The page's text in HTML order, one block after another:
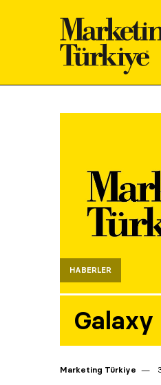
HABERLER
Galaxy
Marketing Türkiye